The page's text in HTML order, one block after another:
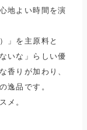
心地よい時間を演
」を主原料と
いな」らしい優
香りが加わり、
逸品です。
メ。